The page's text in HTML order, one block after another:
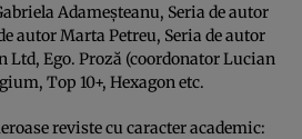
Adameşteanu, Seria de autor
autor Marta Petreu, Seria de autor
Ltd, Ego. Proză (coordonator Lucian
Top 10+, Hexagon etc.
reviste cu caracter academic: